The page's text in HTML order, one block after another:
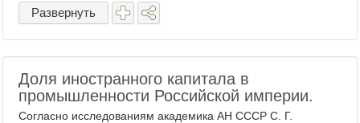
травматического происшествия в их жизни.
...
Развернуть
Доля иностранного капитала в
промышленности Российской империи.
Согласно исследованиям академика АН СССР С. Г.